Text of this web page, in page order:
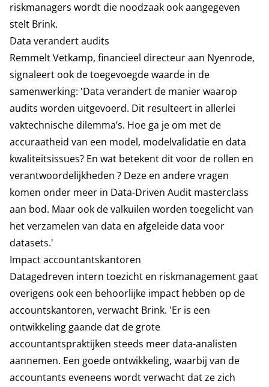
riskmanagers wordt die noodzaak ook aangegeven
stelt Brink.
Data verandert audits
Remmelt Vetkamp, financieel directeur aan Nyenrode,
signaleert ook de toegevoegde waarde in de
samenwerking: 'Data verandert de manier waarop
audits worden uitgevoerd. Dit resulteert in allerlei
vaktechnische dilemma’s. Hoe ga je om met de
accuraatheid van een model, modelvalidatie en data
kwaliteitsissues? En wat betekent dit voor de rollen en
verantwoordelijkheden ? Deze en andere vragen
komen onder meer in Data-Driven Audit masterclass
aan bod. Maar ook de valkuilen worden toegelicht van
het verzamelen van data en afgeleide data voor
datasets.'
Impact accountantskantoren
Datagedreven intern toezicht en riskmanagement gaat
overigens ook een behoorlijke impact hebben op de
accountskantoren, verwacht Brink. 'Er is een
ontwikkeling gaande dat de grote
accountantspraktijken steeds meer data-analisten
aannemen. Een goede ontwikkeling, waarbij van de
accountants eveneens wordt verwacht dat ze zich